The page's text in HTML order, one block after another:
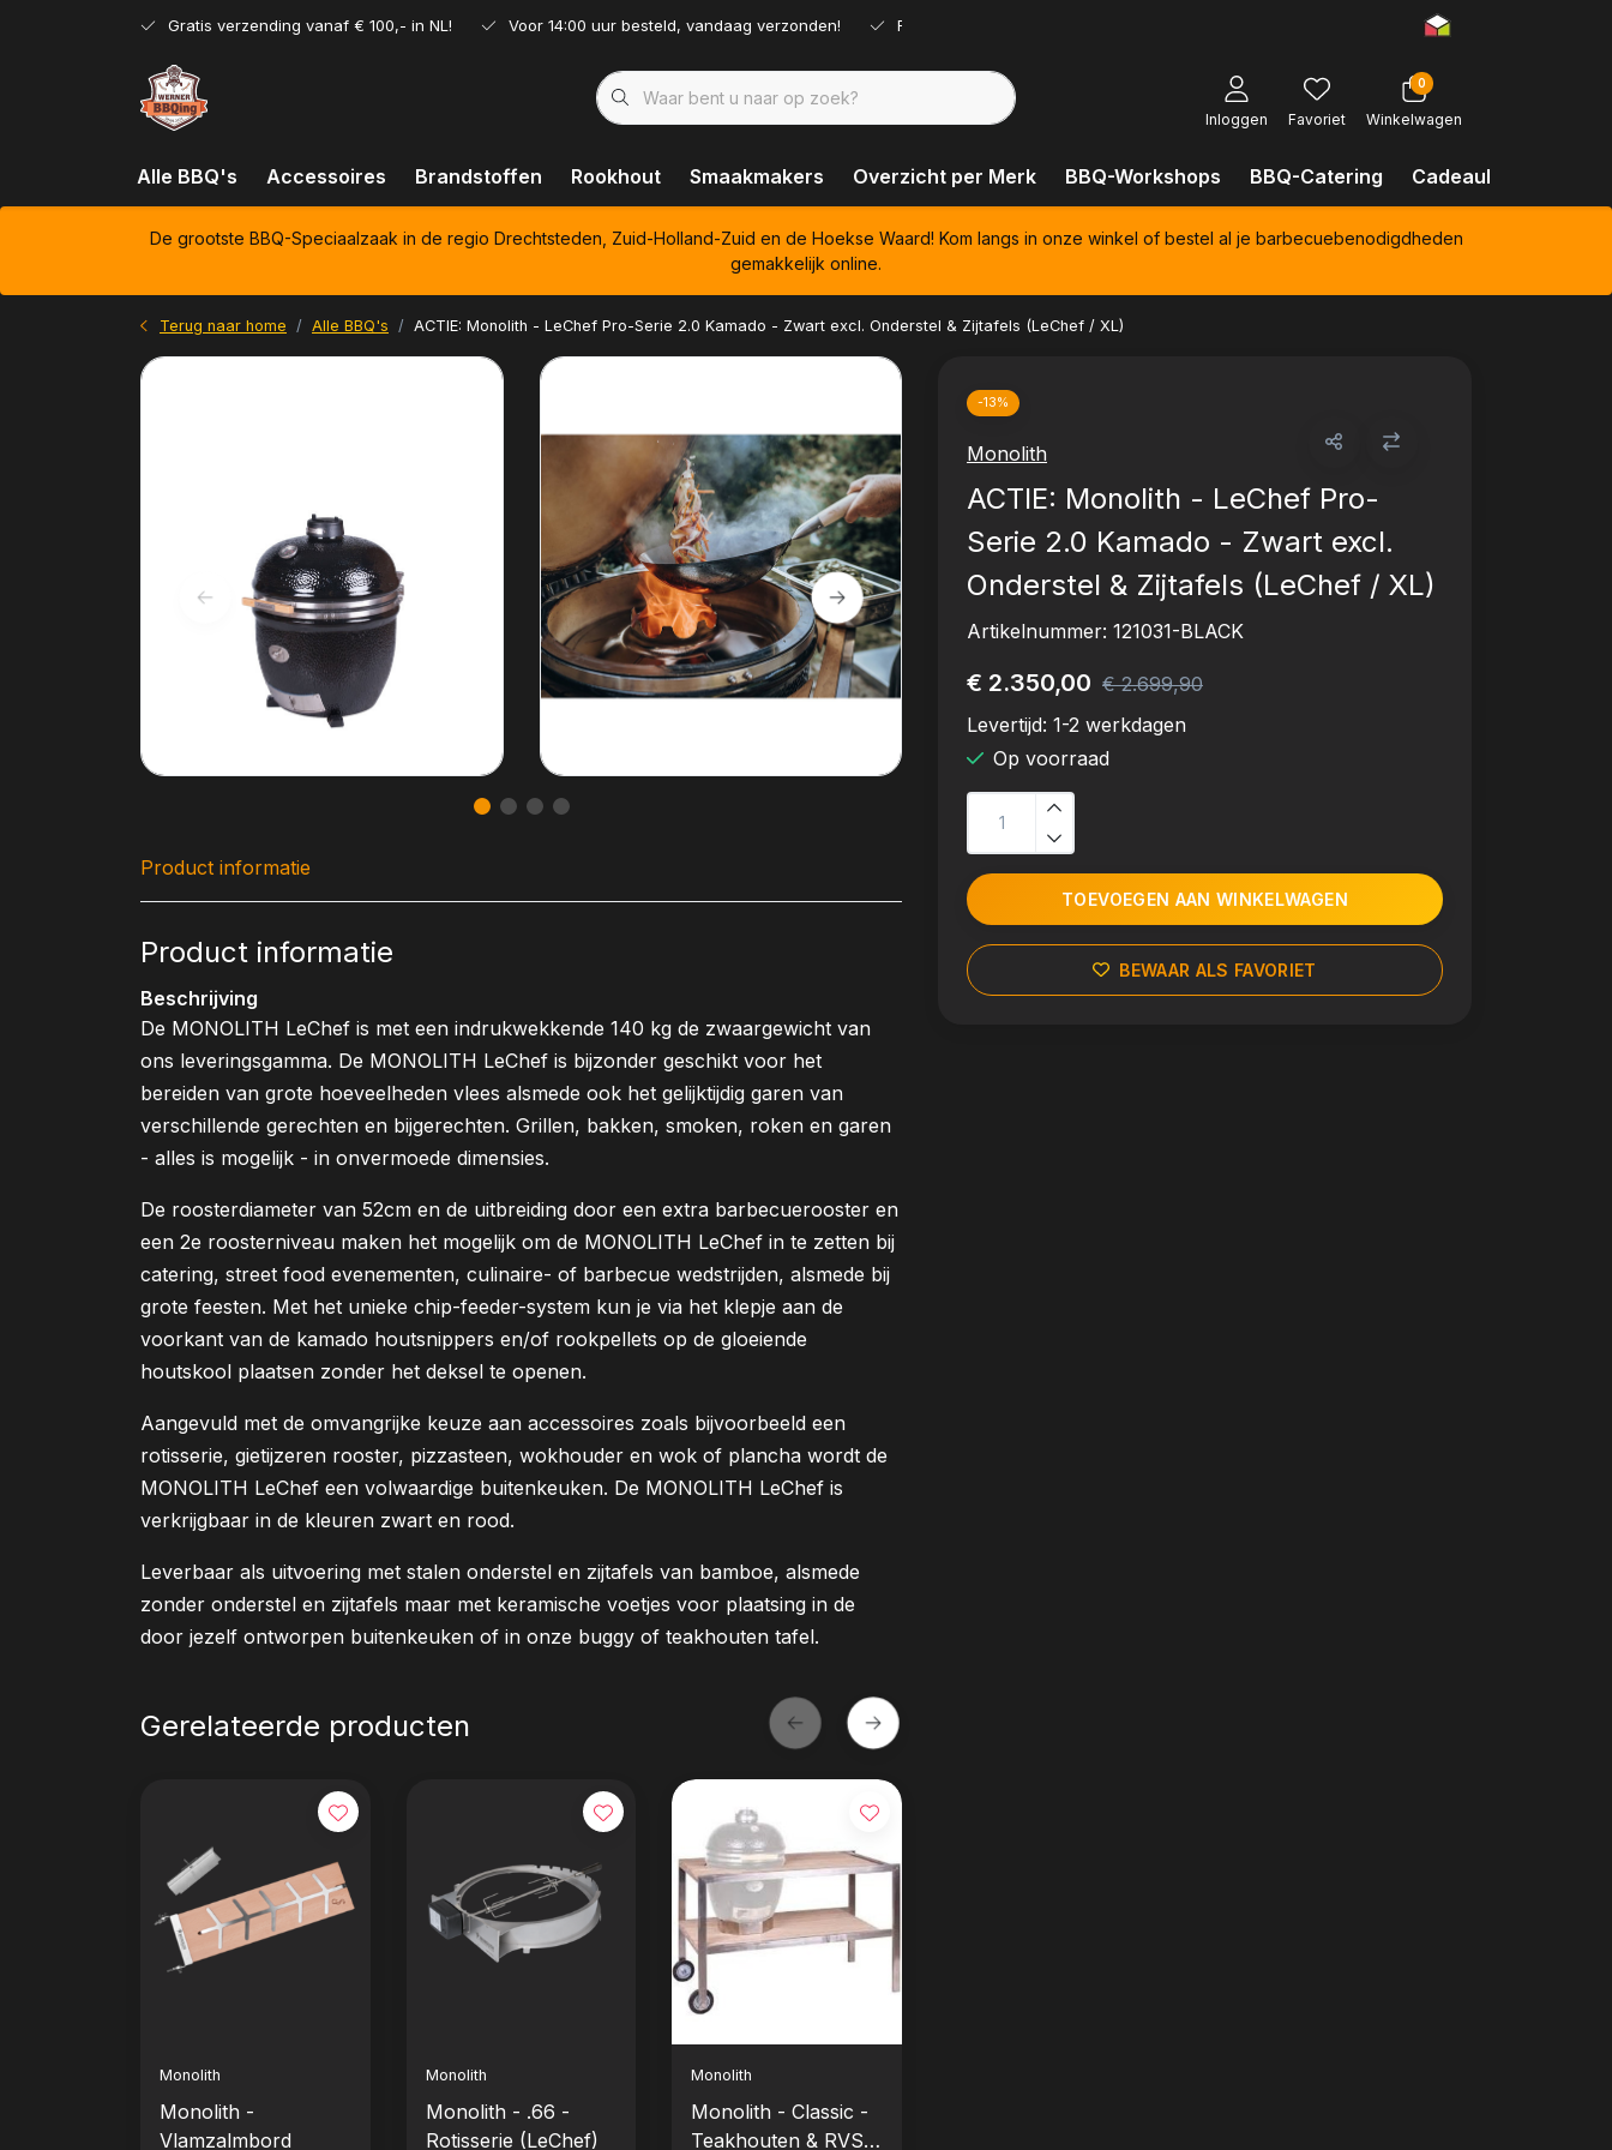
Gratis verzending vanaf € 100,- in NL! Voor 14:00 uur besteld, vandaag verzonden! Ruim assortiment!
Inloggen Favoriet
0
Winkelwagen
Alle BBQ's Accessoires Brandstoffen Rookhout Smaakmakers Overzicht per Merk BBQ-Workshops BBQ-Catering Cadeaubonnen
De grootste BBQ-Speciaalzaak in de regio Drechtsteden, Zuid-Holland-Zuid en de Hoekse Waard! Kom langs in onze winkel of bestel al je barbecuebenodigdheden
gemakkelijk online.
Terug naar home Alle BBQ's ACTIE: Monolith - LeChef Pro-Serie 2.0 Kamado - Zwart excl. Onderstel & Zijtafels (LeChef / XL)
-13%
Monolith
ACTIE: Monolith - LeChef Pro-
Serie 2.0 Kamado - Zwart excl.
Onderstel & Zijtafels (LeChef / XL)
Artikelnummer: 121031-BLACK
€ 2.350,00 € 2.699,90
Levertijd: 1-2 werkdagen
Op voorraad
TOEVOEGEN AAN WINKELWAGEN
BEWAAR ALS FAVORIET
Product informatie
Product informatie
Beschrijving
De MONOLITH LeChef is met een indrukwekkende 140 kg de zwaargewicht van
ons leveringsgamma. De MONOLITH LeChef is bijzonder geschikt voor het
bereiden van grote hoeveelheden vlees alsmede ook het gelijktijdig garen van
verschillende gerechten en bijgerechten. Grillen, bakken, smoken, roken en garen
- alles is mogelijk - in onvermoede dimensies.
De roosterdiameter van 52cm en de uitbreiding door een extra barbecuerooster en
een 2e roosterniveau maken het mogelijk om de MONOLITH LeChef in te zetten bij
catering, street food evenementen, culinaire- of barbecue wedstrijden, alsmede bij
grote feesten. Met het unieke chip-feeder-system kun je via het klepje aan de
voorkant van de kamado houtsnippers en/of rookpellets op de gloeiende
houtskool plaatsen zonder het deksel te openen.
Aangevuld met de omvangrijke keuze aan accessoires zoals bijvoorbeeld een
rotisserie, gietijzeren rooster, pizzasteen, wokhouder en wok of plancha wordt de
MONOLITH LeChef een volwaardige buitenkeuken. De MONOLITH LeChef is
verkrijgbaar in de kleuren zwart en rood.
Leverbaar als uitvoering met stalen onderstel en zijtafels van bamboe, alsmede
zonder onderstel en zijtafels maar met keramische voetjes voor plaatsing in de
door jezelf ontworpen buitenkeuken of in onze buggy of teakhouten tafel.
Gerelateerde producten
Monolith
Monolith -
Vlamzalmbord
Monolith
Monolith - .66 -
Rotisserie (LeChef)
Monolith
Monolith - Classic -
Teakhouten & RVS